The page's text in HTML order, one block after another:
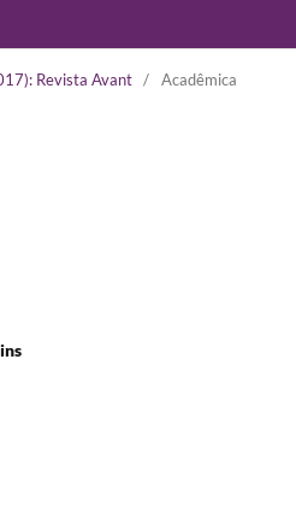
Revista Avant / Acadêmica